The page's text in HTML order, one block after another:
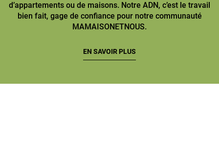
d’appartements ou de maisons. Notre ADN, c’est le travail
bien fait, gage de confiance pour notre communauté
MAMAISONETNOUS.
EN SAVOIR PLUS